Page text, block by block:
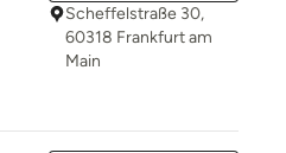
Scheffelstraße 30,
60318 Frankfurt am
Main